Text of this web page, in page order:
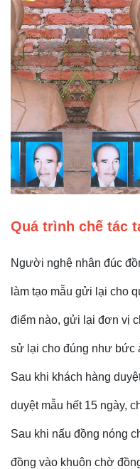
Quá trình chế tác
Người nghệ nhân đúc
làm tạo mẫu gửi lại cho
điểm nào, gửi lại đơn vị
sử lại cho đúng như bức
Sau khi khách hàng
duyệt mẫu hết 15 ngày,
Sau khi nấu đồng nóng
đồng vào khuôn chờ